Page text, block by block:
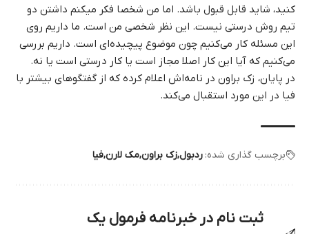
کنید، شاید قابل قبول باشد. اما من شخصا فکر میکنم داشتن دو
تیم روش درستی نیست. این نظر شخصی من است. ما داریم روی
این مسئله کار می‌کنیم چون موضوع پیچیده‌ای است. داریم بررسی
می‌کنیم که آیا این کار اصلا مجاز است یا کار درستی است یا نه.
در پایان، زک براون در نامه‌اش اعلام کرده که از گفتگوهای بیشتر با
فیا در این مورد استقبال می‌کند.
برچسب گذاری شده: ردبول زک براونمک لارنفیا
ثبت نام در خبرنامه فرمول یک